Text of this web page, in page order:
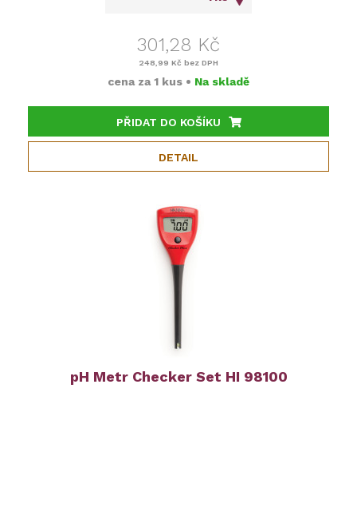
301,28 Kč
248,99 Kč bez DPH
cena za 1 kus • Na skladě
PŘIDAT DO KOŠÍKU
DETAIL
pH Metr Checker Set HI 98100